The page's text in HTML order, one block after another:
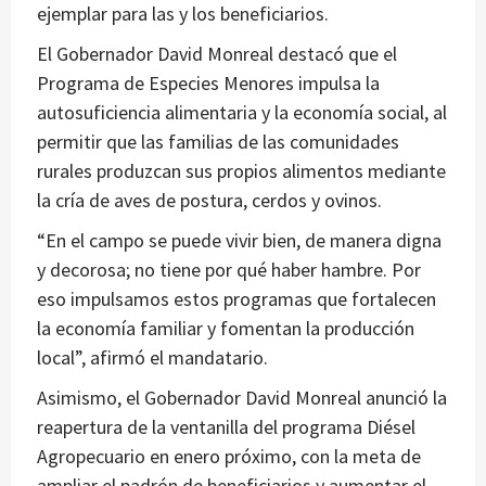
ejemplar para las y los beneficiarios.
El Gobernador David Monreal destacó que el
Programa de Especies Menores impulsa la
autosuficiencia alimentaria y la economía social, al
permitir que las familias de las comunidades
rurales produzcan sus propios alimentos mediante
la cría de aves de postura, cerdos y ovinos.
“En el campo se puede vivir bien, de manera digna
y decorosa; no tiene por qué haber hambre. Por
eso impulsamos estos programas que fortalecen
la economía familiar y fomentan la producción
local”, afirmó el mandatario.
Asimismo, el Gobernador David Monreal anunció la
reapertura de la ventanilla del programa Diésel
Agropecuario en enero próximo, con la meta de